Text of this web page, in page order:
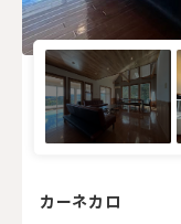
カーネカロ